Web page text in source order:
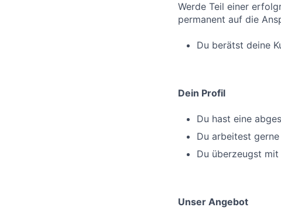
Werde Teil einer
permanent auf die
Du berätst deine
Dein Profil
Du hast eine
Du arbeitest
Du überzeugst
Unser Angebot